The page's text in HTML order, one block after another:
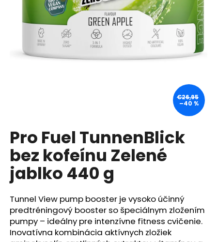
Pro Fuel TunnenBlick
bez kofeínu Zelené
jablko 440 g
Tunnel View pump booster je vysoko účinný
predtréningový booster so špeciálnym zložením
pumpy – ideálny pre intenzívne fitness cvičenie.
Inovatívna kombinácia aktívnych zložiek
€26,95
–40 %
O
d
p
o
r
ú
č
a